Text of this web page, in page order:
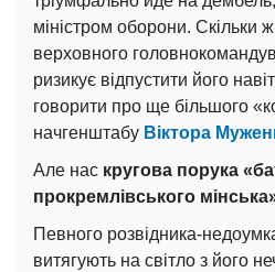
міністром оборони. Скільки
верховного
ризикує відпустити його
говорити про ще більшого
начгенштабу Віктора
Але нас кругова порука
прокремлівського
Певного розвідника-
витягують на світло з його